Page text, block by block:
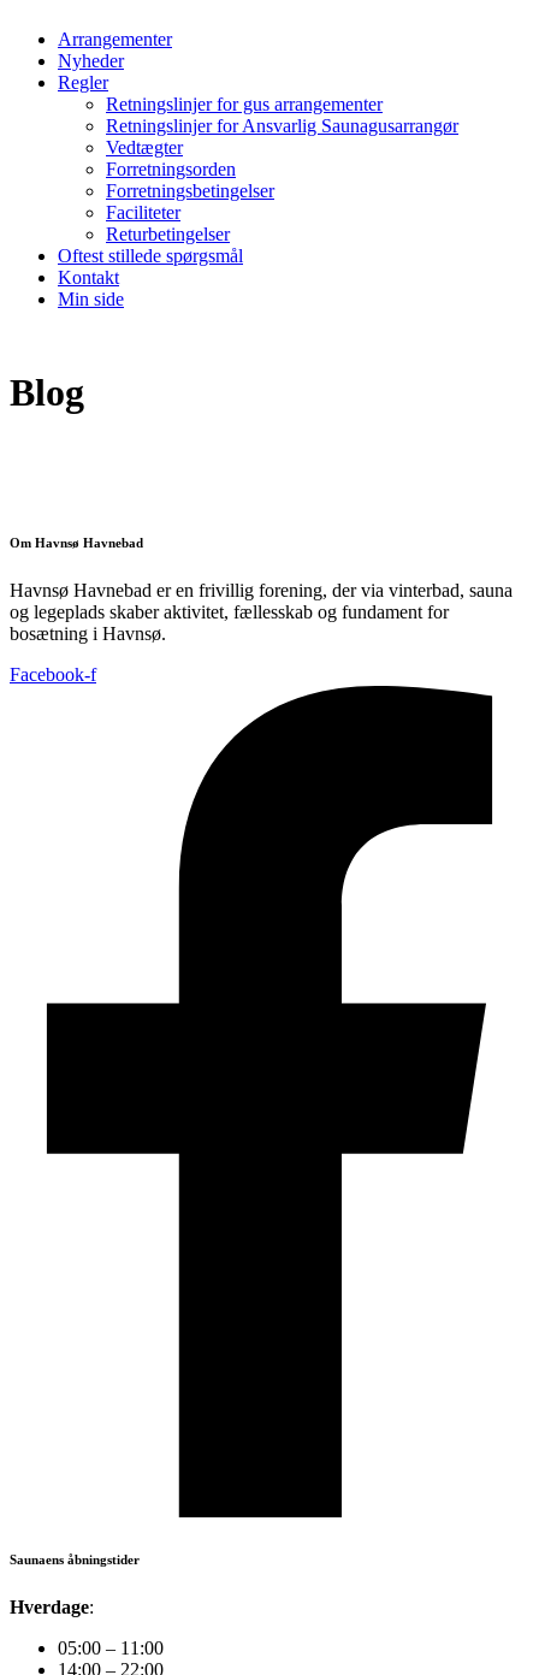
Arrangementer
Nyheder
Regler
Retningslinjer for gus arrangementer
Retningslinjer for Ansvarlig Saunagusarrangør
Vedtægter
Forretningsorden
Forretningsbetingelser
Faciliteter
Returbetingelser
Oftest stillede spørgsmål
Kontakt
Min side
Blog
Om Havnsø Havnebad
Havnsø Havnebad er en frivillig forening, der via vinterbad, sauna
og legeplads skaber aktivitet, fællesskab og fundament for
bosætning i Havnsø.
Facebook-f
Saunaens åbningstider
Hverdage:
05:00 – 11:00
14:00 – 22:00